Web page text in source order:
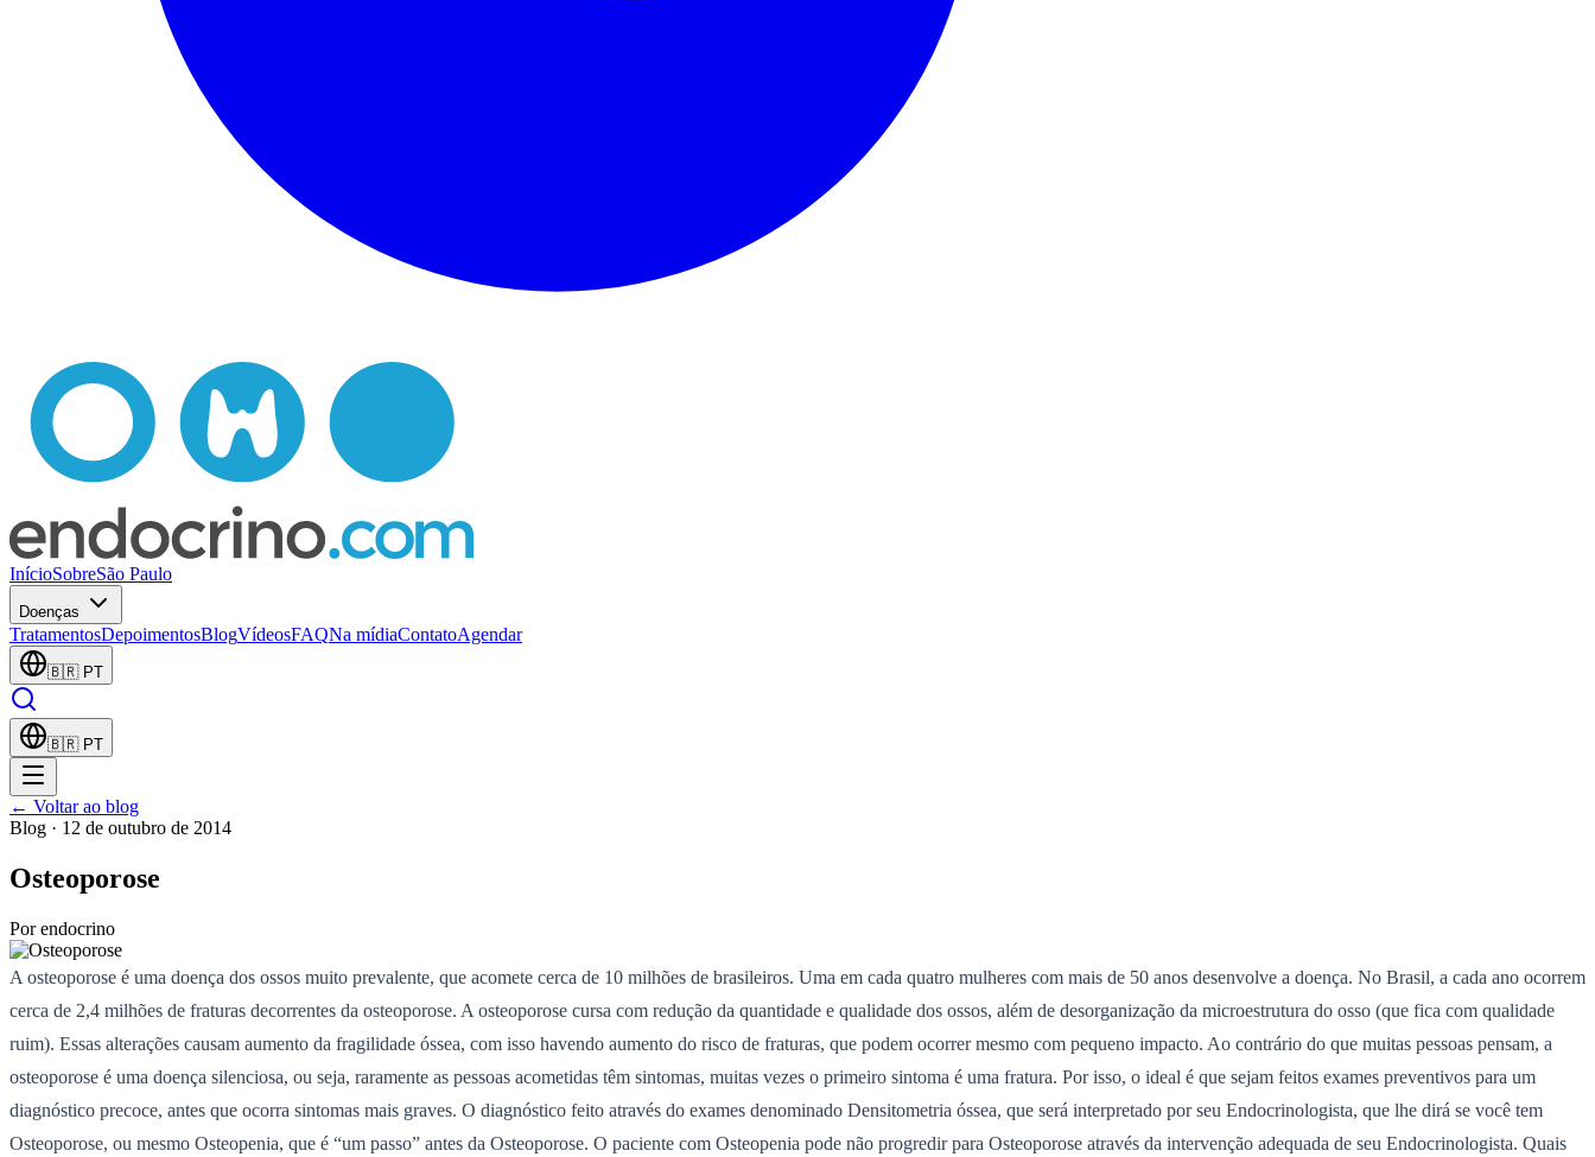
InícioSobreSão Paulo
Doenças
TratamentosDepoimentosBlogVídeosFAQNa mídiaContatoAgendar
🇧🇷 PT
🇧🇷 PT
← Voltar ao blog
Blog · 12 de outubro de 2014
Osteoporose
Porendocrino
A osteoporose é uma doença dos ossos muito prevalente, que acomete cerca de 10 milhões de brasileiros. Uma em cada quatro mulheres com mais de 50 anos desenvolve a doença. No Brasil, a cada ano ocorrem
cerca de 2,4 milhões de fraturas decorrentes da osteoporose. A osteoporose cursa com redução da quantidade e qualidade dos ossos, além de desorganização da microestrutura do osso (que fica com qualidade
ruim). Essas alterações causam aumento da fragilidade óssea, com isso havendo aumento do risco de fraturas, que podem ocorrer mesmo com pequeno impacto. Ao contrário do que muitas pessoas pensam, a
osteoporose é uma doença silenciosa, ou seja, raramente as pessoas acometidas têm sintomas, muitas vezes o primeiro sintoma é uma fratura. Por isso, o ideal é que sejam feitos exames preventivos para um
diagnóstico precoce, antes que ocorra sintomas mais graves. O diagnóstico feito através do exames denominado Densitometria óssea, que será interpretado por seu Endocrinologista, que lhe dirá se você tem
Osteoporose, ou mesmo Osteopenia, que é “um passo” antes da Osteoporose. O paciente com Osteopenia pode não progredir para Osteoporose através da intervenção adequada de seu Endocrinologista. Quais